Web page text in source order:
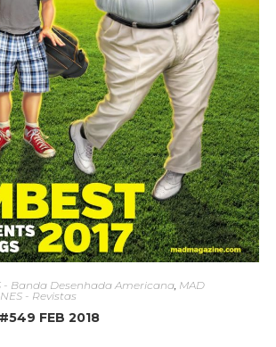
- Banda Desenhada Americana, MAD
- Revistas
FEB 2018